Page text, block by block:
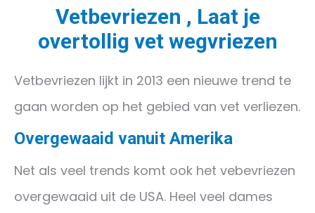
Vetbevriezen , Laat je
overtollig vet wegvriezen
Vetbevriezen lijkt in 2013 een nieuwe trend te
gaan worden op het gebied van vet verliezen.
Overgewaaid vanuit Amerika
Net als veel trends komt ook het vebevriezen
overgewaaid uit de USA. Heel veel dames